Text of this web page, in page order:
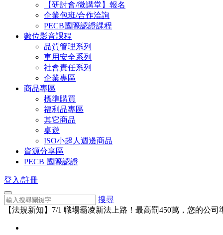
【研討會/微講堂】報名
企業包班/合作洽詢
PECB國際認證課程
數位影音課程
品質管理系列
車用安全系列
社會責任系列
企業專區
商品專區
標準購買
福利品專區
其它商品
桌遊
ISO小超人週邊商品
資源分享區
PECB 國際認證
登入/註冊
搜尋
【法規新知】7/1 職場霸凌新法上路！最高罰450萬，您的公司